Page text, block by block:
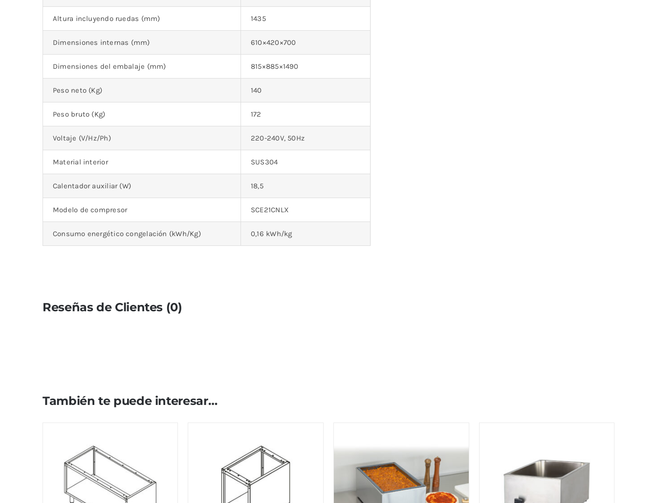
Altura incluyendo ruedas (mm) 1435
Dimensiones internas (mm) 610×420×700
Dimensiones del embalaje (mm) 815×885×1490
Peso neto (Kg) 140
Peso bruto (Kg) 172
Voltaje (V/Hz/Ph) 220-240V, 50Hz
Material interior SUS304
Calentador auxiliar (W) 18,5
Modelo de compresor SCE21CNLX
Consumo energético congelación (kWh/Kg) 0,16 kWh/kg
Reseñas de Clientes (0)
También te puede interesar…